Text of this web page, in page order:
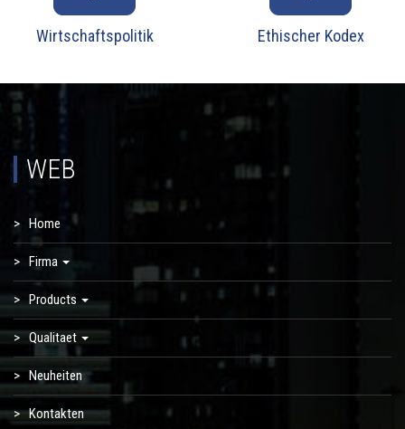
Wirtschaftspolitik Ethischer Kodex
WEB
Home
Firma
Products
Qualitaet
Neuheiten
Kontakten